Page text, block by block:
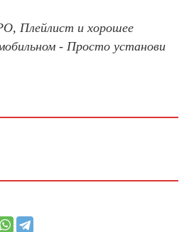
Плейлист и хорошее
- Просто установи